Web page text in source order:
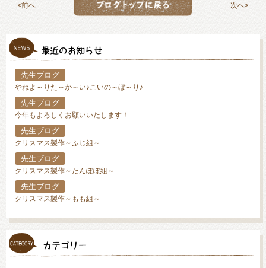
前へ 次へ
先生ブログ
やねよ～りた～か～い♪こいの～ぼ～り♪
先生ブログ
今年もよろしくお願いいたします！
先生ブログ
クリスマス製作～ふじ組～
先生ブログ
クリスマス製作～たんぽぽ組～
先生ブログ
クリスマス製作～もも組～